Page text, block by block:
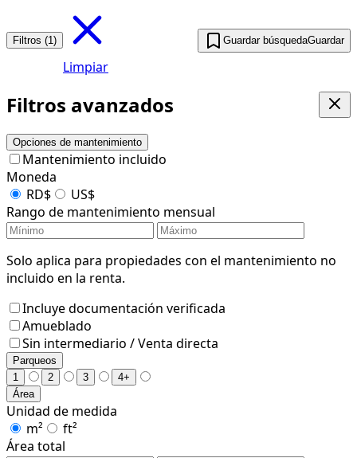
Filtros (1)
Limpiar
Guardar búsquedaGuardar
Filtros avanzados
Opciones de mantenimiento
Mantenimiento incluido
Moneda
RD$
US$
Rango de mantenimiento mensual
Solo aplica para propiedades con el mantenimiento no
incluido en la renta.
Incluye documentación verificada
Amueblado
Sin intermediario / Venta directa
Parqueos
1
2 3
4+
Área
Unidad de medida
m²
ft²
Área total